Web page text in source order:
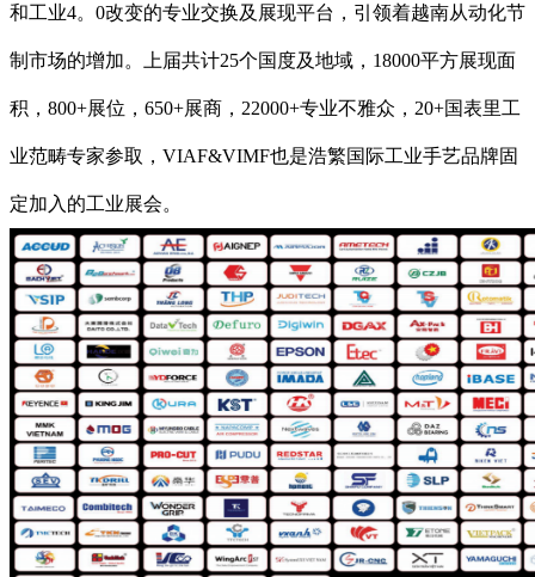
和工业4。0改变的专业交换及展现平台，引领着越南从动化节
制市场的增加。上届共计25个国度及地域，18000平方展现面
积，800+展位，650+展商，22000+专业不雅众，20+国表里工
业范畴专家参取，VIAF&VIMF也是浩繁国际工业手艺品牌固
定加入的工业展会。